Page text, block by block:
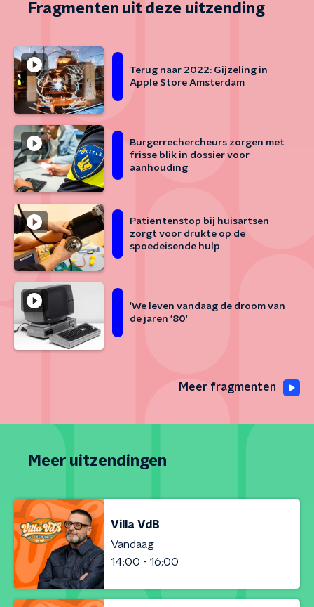
Fragmenten uit deze uitzending
Terug naar 2022: Gijzeling in
Apple Store Amsterdam
Burgerrechercheurs zorgen met
frisse blik in dossier voor
aanhouding
Patiëntenstop bij huisartsen
zorgt voor drukte op de
spoedeisende hulp
'We leven vandaag de droom van
de jaren '80'
Meer fragmenten
Meer uitzendingen
Villa VdB
Vandaag
14:00 - 16:00